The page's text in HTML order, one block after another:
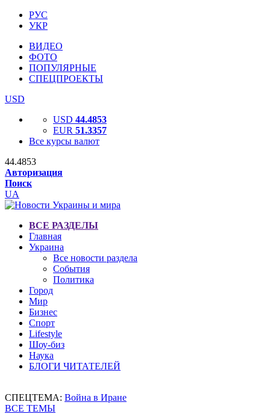
РУС
УКР
ВИДЕО
ФОТО
ПОПУЛЯРНЫЕ
СПЕЦПРОЕКТЫ
USD
USD 44.4853
EUR 51.3357
Все курсы валют
44.4853
Авторизация
Поиск
UA
ВСЕ РАЗДЕЛЫ
Главная
Украина
Все новости раздела
События
Политика
Город
Мир
Бизнес
Спорт
Lifestyle
Шоу-биз
Наука
БЛОГИ ЧИТАТЕЛЕЙ
СПЕЦТЕМА: Война в Иране
ВСЕ ТЕМЫ